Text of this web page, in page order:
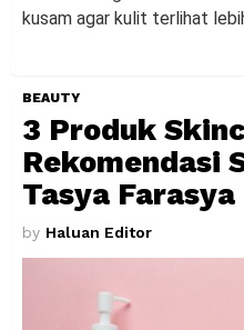
kusam agar kulit terlihat
BEAUTY
3 Produk
Rekomendasi
Tasya Farasya
by Haluan Editor